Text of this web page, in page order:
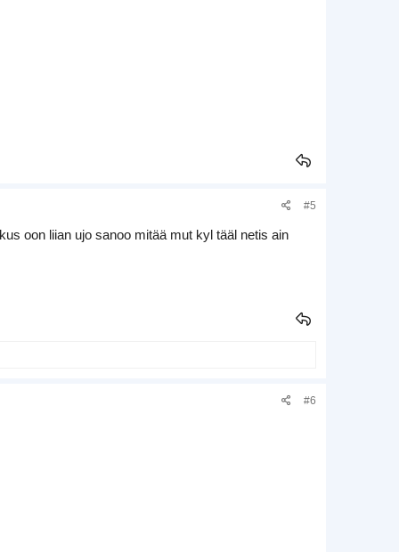
#5
oon liian ujo sanoo mitää mut kyl tääl netis ain
#6